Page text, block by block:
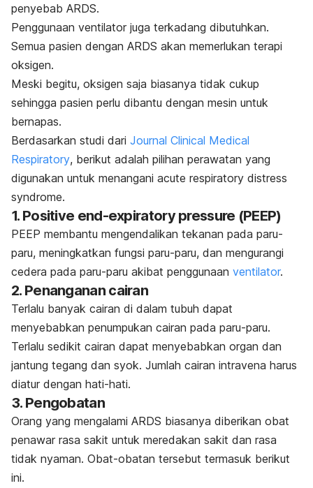
penyebab ARDS.
Penggunaan ventilator juga terkadang dibutuhkan.
Semua pasien dengan ARDS akan memerlukan terapi
oksigen.
Meski begitu, oksigen saja biasanya tidak cukup
sehingga pasien perlu dibantu dengan mesin untuk
bernapas.
Berdasarkan studi dari Journal Clinical Medical
Respiratory, berikut adalah pilihan perawatan yang
digunakan untuk menangani acute respiratory distress
syndrome.
1. Positive end-expiratory pressure (PEEP)
PEEP membantu mengendalikan tekanan pada paru-
paru, meningkatkan fungsi paru-paru, dan mengurangi
cedera pada paru-paru akibat penggunaan ventilator.
2. Penanganan cairan
Terlalu banyak cairan di dalam tubuh dapat
menyebabkan penumpukan cairan pada paru-paru.
Terlalu sedikit cairan dapat menyebabkan organ dan
jantung tegang dan syok. Jumlah cairan intravena harus
diatur dengan hati-hati.
3. Pengobatan
Orang yang mengalami ARDS biasanya diberikan obat
penawar rasa sakit untuk meredakan sakit dan rasa
tidak nyaman. Obat-obatan tersebut termasuk berikut
ini.